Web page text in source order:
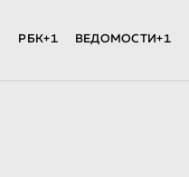
РБК+1 ВЕДОМОСТИ+1